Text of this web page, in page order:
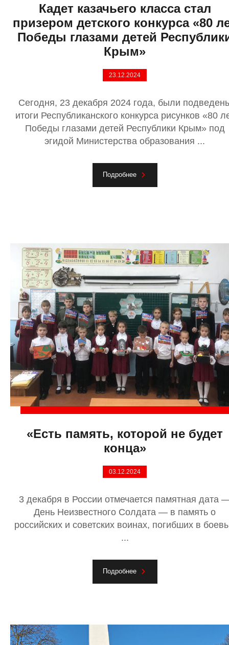
Кадет казачьего класса стал
призером детского конкурса «80
Победы глазами детей
Крым»
23.12.2024
Сегодня, 23 декабря 2024 года, были
итоги Республиканского конкурса рисунков «80
Победы глазами детей Республики Крым» под
эгидой Министерства образования ...
Подробнее
«Есть память, которой не будет
конца»
03.12.2024
3 декабря в России отмечается памятная дата
День Неизвестного Солдата — в память о
российских и советских воинах, погибших в
...
Подробнее